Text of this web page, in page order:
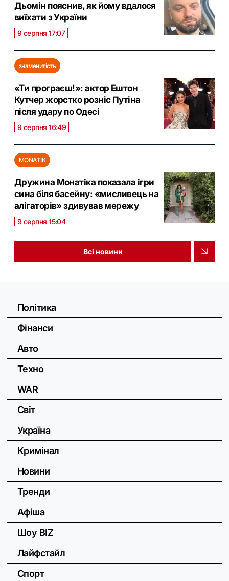
Дьомін пояснив, як йому вдалося
виїхати з України
9 серпня 17:07
знаменитість
«Ти програєш!»: актор Ештон
Кутчер жорстко розніс Путіна
після удару по Одесі
9 серпня 16:49
MONATIK
Дружина Монатіка показала ігри
сина біля басейну: «мисливець на
алігаторів» здивував мережу
9 серпня 15:04
Всі новини
Політика
Фінанси
Авто
Техно
WAR
Світ
Україна
Кримінал
Новини
Тренди
Афіша
Шоу BIZ
Лайфстайл
Спорт